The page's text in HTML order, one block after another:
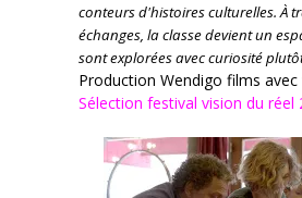
conteurs d'histoires culturelles. À
échanges, la classe devient un
sont explorées avec curiosité
Production Wendigo films avec
Sélection festival vision du réel